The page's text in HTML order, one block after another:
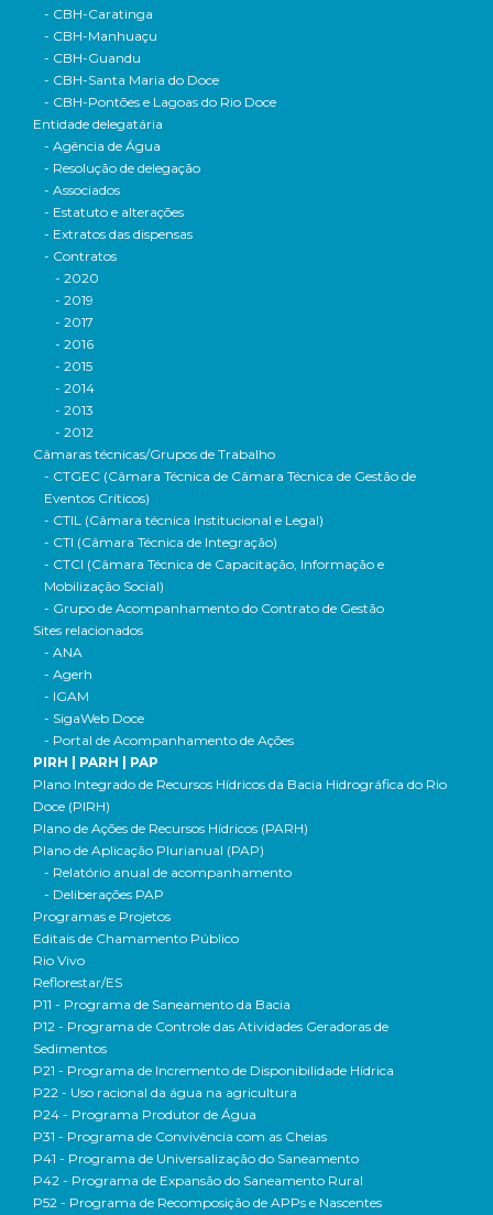
- CBH-Caratinga
- CBH-Manhuaçu
- CBH-Guandu
- CBH-Santa Maria do Doce
- CBH-Pontões e Lagoas do Rio Doce
Entidade delegatária
- Agência de Água
- Resolução de delegação
- Associados
- Estatuto e alterações
- Extratos das dispensas
- Contratos
- 2020
- 2019
- 2017
- 2016
- 2015
- 2014
- 2013
- 2012
Câmaras técnicas/Grupos de Trabalho
- CTGEC (Câmara Técnica de Câmara Técnica de Gestão de
Eventos Críticos)
- CTIL (Câmara técnica Institucional e Legal)
- CTI (Câmara Técnica de Integração)
- CTCI (Câmara Técnica de Capacitação, Informação e
Mobilização Social)
- Grupo de Acompanhamento do Contrato de Gestão
Sites relacionados
- ANA
- Agerh
- IGAM
- SigaWeb Doce
- Portal de Acompanhamento de Ações
PIRH | PARH | PAP
Plano Integrado de Recursos Hídricos da Bacia Hidrográfica do Rio
Doce (PIRH)
Plano de Ações de Recursos Hídricos (PARH)
Plano de Aplicação Plurianual (PAP)
- Relatório anual de acompanhamento
- Deliberações PAP
Programas e Projetos
Editais de Chamamento Público
Rio Vivo
Reflorestar/ES
P11 - Programa de Saneamento da Bacia
P12 - Programa de Controle das Atividades Geradoras de
Sedimentos
P21 - Programa de Incremento de Disponibilidade Hídrica
P22 - Uso racional da água na agricultura
P24 - Programa Produtor de Água
P31 - Programa de Convivência com as Cheias
P41 - Programa de Universalização do Saneamento
P42 - Programa de Expansão do Saneamento Rural
P52 - Programa de Recomposição de APPs e Nascentes